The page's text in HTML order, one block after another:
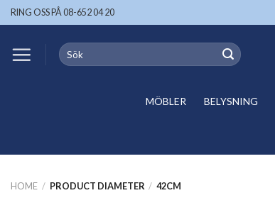
Skip
to
RING OSS PÅ 08-652 04 20
Search
for:
MÖBLER BELYSNING
HOME / PRODUCT DIAMETER / 42CM